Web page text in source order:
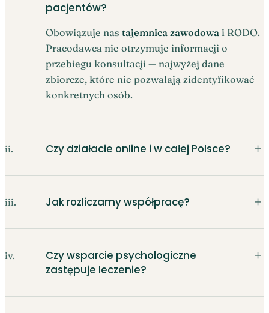
pacjentów?
Obowiązuje nas tajemnica zawodowa i RODO.
Pracodawca nie otrzymuje informacji o
przebiegu konsultacji — najwyżej dane
zbiorcze, które nie pozwalają zidentyfikować
konkretnych osób.
ii. Czy działacie online i w całej Polsce? ＋
iii. Jak rozliczamy współpracę? ＋
iv.
Czy wsparcie psychologiczne
zastępuje leczenie?
＋